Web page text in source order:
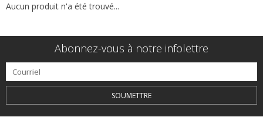
Aucun produit n'a été trouvé...
Abonnez-vous à notre infolettre
SOUMETTRE